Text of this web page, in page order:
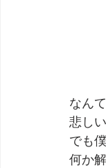
なん
悲し
でも
何か